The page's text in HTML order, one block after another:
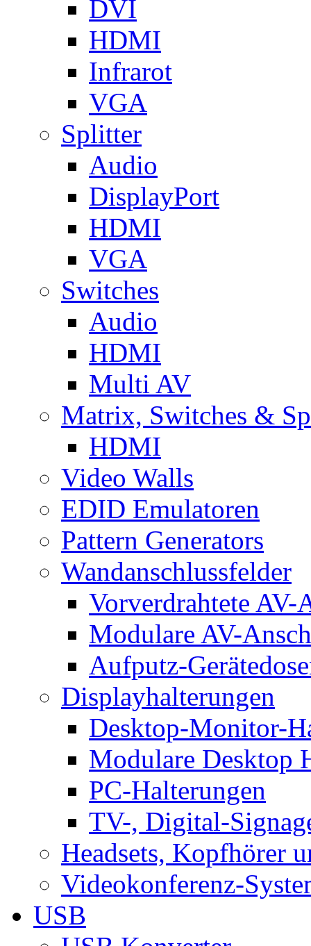
DVI
HDMI
Infrarot
VGA
Splitter
Audio
DisplayPort
HDMI
VGA
Switches
Audio
HDMI
Multi AV
Matrix, Switches &
HDMI
Video Walls
EDID Emulatoren
Pattern Generators
Wandanschlussfelder
Vorverdrahtete AV-
Modulare AV-
Aufputz-
Displayhalterungen
Desktop-Monitor-
Modulare Desktop
PC-Halterungen
TV-, Digital-
Headsets, Kopfhörer
Videokonferenz-
USB